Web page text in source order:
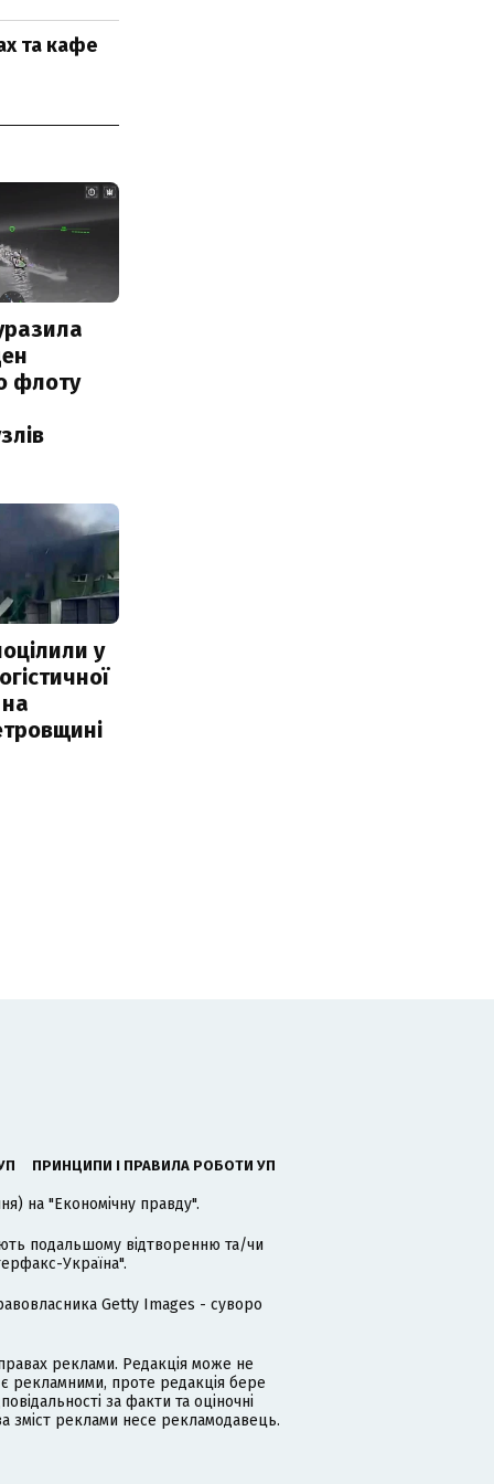
та кафе
флоту
у
ПРИНЦИПИ І ПРАВИЛА РОБОТИ УП
на "Економічну правду".
подальшому відтворенню та/чи
Україна".
Getty Images - суворо
реклами. Редакція може не
рекламними, проте редакція бере
за факти та оціночні
зміст реклами несе рекламодавець.